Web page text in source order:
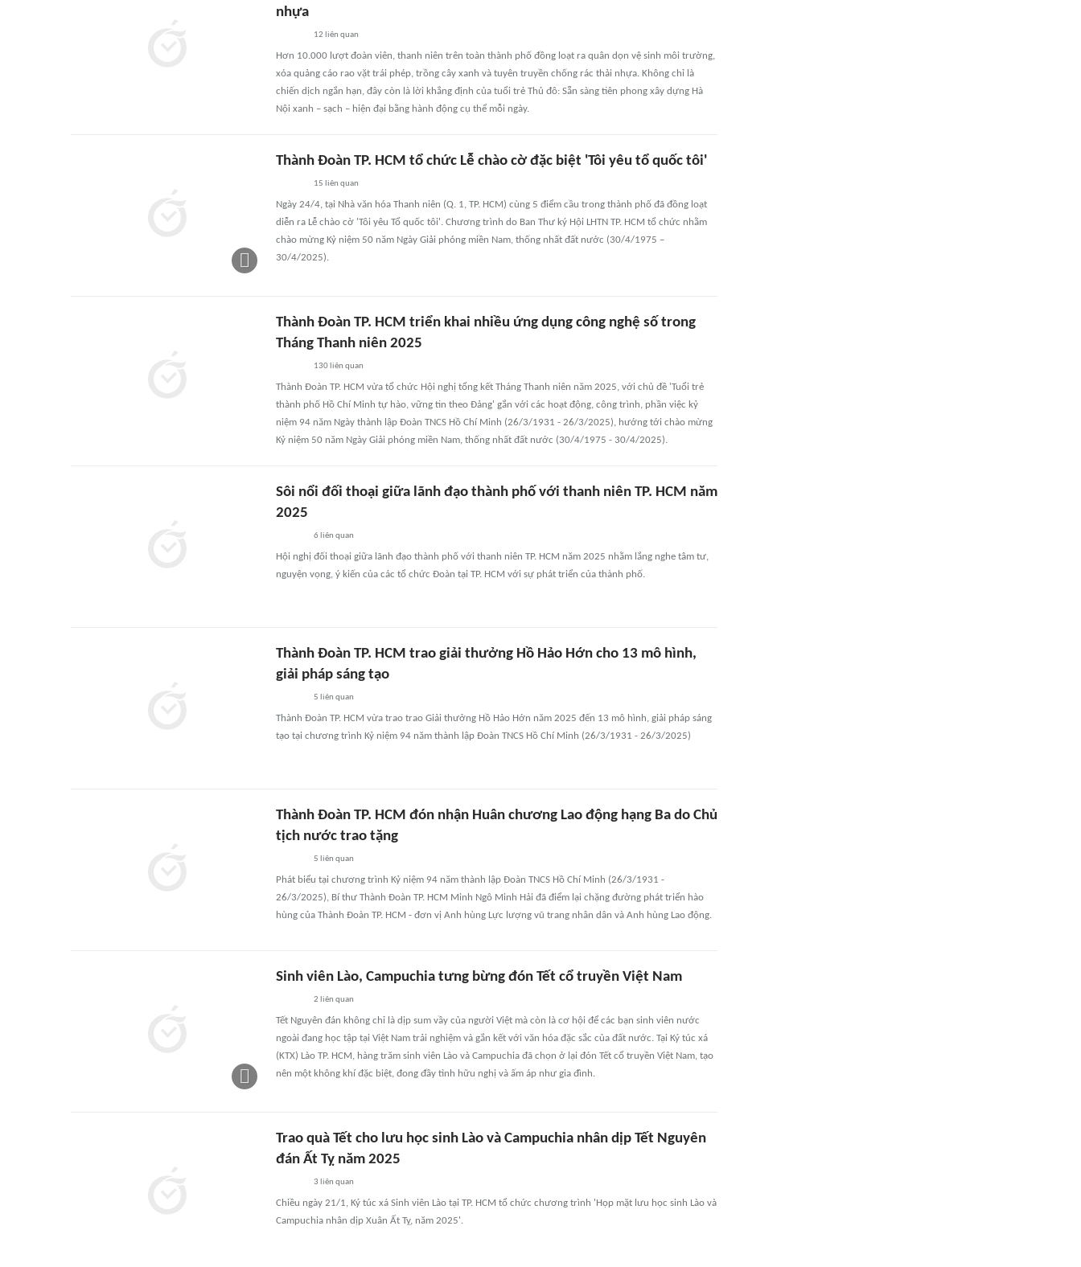
nhựa
12 liên quan
Hơn 10.000 lượt đoàn viên, thanh niên trên toàn thành phố đồng loạt ra quân dọn vệ sinh môi trường,
xóa quảng cáo rao vặt trái phép, trồng cây xanh và tuyên truyền chống rác thải nhựa. Không chỉ là
chiến dịch ngắn hạn, đây còn là lời khẳng định của tuổi trẻ Thủ đô: Sẵn sàng tiên phong xây dựng Hà
Nội xanh – sạch – hiện đại bằng hành động cụ thể mỗi ngày.
Thành Đoàn TP. HCM tổ chức Lễ chào cờ đặc biệt 'Tôi yêu tổ quốc tôi'
15 liên quan
Ngày 24/4, tại Nhà văn hóa Thanh niên (Q. 1, TP. HCM) cùng 5 điểm cầu trong thành phố đã đồng loạt
diễn ra Lễ chào cờ 'Tôi yêu Tổ quốc tôi'. Chương trình do Ban Thư ký Hội LHTN TP. HCM tổ chức nhằm
chào mừng Kỷ niệm 50 năm Ngày Giải phóng miền Nam, thống nhất đất nước (30/4/1975 –
30/4/2025).
Thành Đoàn TP. HCM triển khai nhiều ứng dụng công nghệ số trong
Tháng Thanh niên 2025
130liên quan
Thành Đoàn TP. HCM vừa tổ chức Hội nghị tổng kết Tháng Thanh niên năm 2025, với chủ đề 'Tuổi trẻ
thành phố Hồ Chí Minh tự hào, vững tin theo Đảng' gắn với các hoạt động, công trình, phần việc kỷ
niệm 94 năm Ngày thành lập Đoàn TNCS Hồ Chí Minh (26/3/1931 - 26/3/2025), hướng tới chào mừng
Kỷ niệm 50 năm Ngày Giải phóng miền Nam, thống nhất đất nước (30/4/1975 - 30/4/2025).
Sôi nổi đối thoại giữa lãnh đạo thành phố với thanh niên TP. HCM năm
2025
6 liên quan
Hội nghị đối thoại giữa lãnh đạo thành phố với thanh niên TP. HCM năm 2025 nhằm lắng nghe tâm tư,
nguyện vọng, ý kiến của các tổ chức Đoàn tại TP. HCM với sự phát triển của thành phố.
Thành Đoàn TP. HCM trao giải thưởng Hồ Hảo Hớn cho 13 mô hình,
giải pháp sáng tạo
5 liên quan
Thành Đoàn TP. HCM vừa trao trao Giải thưởng Hồ Hảo Hớn năm 2025 đến 13 mô hình, giải pháp sáng
tạo tại chương trình Kỷ niệm 94 năm thành lập Đoàn TNCS Hồ Chí Minh (26/3/1931 - 26/3/2025)
Thành Đoàn TP. HCM đón nhận Huân chương Lao động hạng Ba do Chủ
tịch nước trao tặng
5 liên quan
Phát biểu tại chương trình Kỷ niệm 94 năm thành lập Đoàn TNCS Hồ Chí Minh (26/3/1931 -
26/3/2025), Bí thư Thành Đoàn TP. HCM Minh Ngô Minh Hải đã điểm lại chặng đường phát triển hào
hùng của Thành Đoàn TP. HCM - đơn vị Anh hùng Lực lượng vũ trang nhân dân và Anh hùng Lao động.
Sinh viên Lào, Campuchia tưng bừng đón Tết cổ truyền Việt Nam
2 liên quan
Tết Nguyên đán không chỉ là dịp sum vầy của người Việt mà còn là cơ hội để các bạn sinh viên nước
ngoài đang học tập tại Việt Nam trải nghiệm và gắn kết với văn hóa đặc sắc của đất nước. Tại Ký túc xá
(KTX) Lào TP. HCM, hàng trăm sinh viên Lào và Campuchia đã chọn ở lại đón Tết cổ truyền Việt Nam, tạo
nên một không khí đặc biệt, đong đầy tình hữu nghị và ấm áp như gia đình.
Trao quà Tết cho lưu học sinh Lào và Campuchia nhân dịp Tết Nguyên
đán Ất Tỵ năm 2025
3 liên quan
Chiều ngày 21/1, Ký túc xá Sinh viên Lào tại TP. HCM tổ chức chương trình 'Họp mặt lưu học sinh Lào và
Campuchia nhân dịp Xuân Ất Tỵ, năm 2025'.